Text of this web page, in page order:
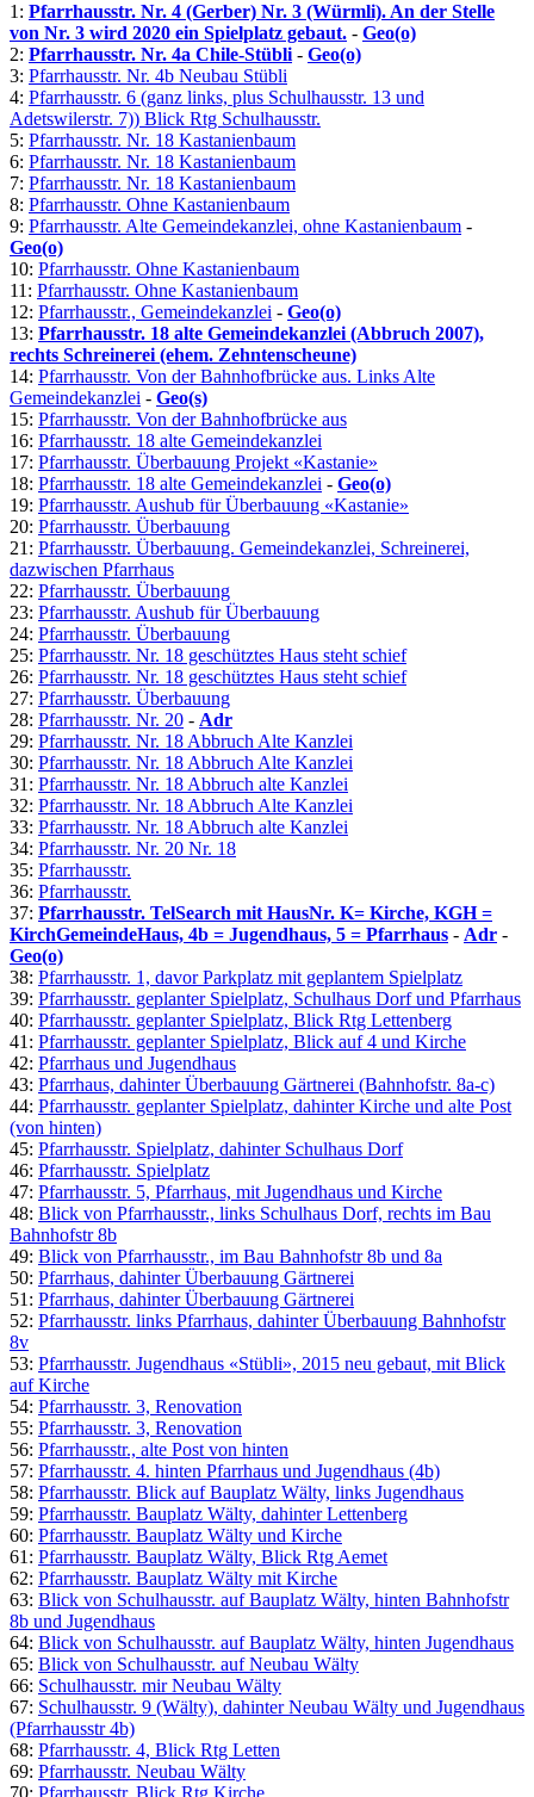
1: Pfarrhausstr. Nr. 4 (Gerber) Nr. 3 (Würmli). An der Stelle
von Nr. 3 wird 2020 ein Spielplatz gebaut. - Geo(o)
2: Pfarrhausstr. Nr. 4a Chile-Stübli - Geo(o)
3: Pfarrhausstr. Nr. 4b Neubau Stübli
4: Pfarrhausstr. 6 (ganz links, plus Schulhausstr. 13 und
Adetswilerstr. 7)) Blick Rtg Schulhausstr.
5: Pfarrhausstr. Nr. 18 Kastanienbaum
6: Pfarrhausstr. Nr. 18 Kastanienbaum
7: Pfarrhausstr. Nr. 18 Kastanienbaum
8: Pfarrhausstr. Ohne Kastanienbaum
9: Pfarrhausstr. Alte Gemeindekanzlei, ohne Kastanienbaum -
Geo(o)
10: Pfarrhausstr. Ohne Kastanienbaum
11: Pfarrhausstr. Ohne Kastanienbaum
12: Pfarrhausstr., Gemeindekanzlei - Geo(o)
13: Pfarrhausstr. 18 alte Gemeindekanzlei (Abbruch 2007),
rechts Schreinerei (ehem. Zehntenscheune)
14: Pfarrhausstr. Von der Bahnhofbrücke aus. Links Alte
Gemeindekanzlei - Geo(s)
15: Pfarrhausstr. Von der Bahnhofbrücke aus
16: Pfarrhausstr. 18 alte Gemeindekanzlei
17: Pfarrhausstr. Überbauung Projekt «Kastanie»
18: Pfarrhausstr. 18 alte Gemeindekanzlei - Geo(o)
19: Pfarrhausstr. Aushub für Überbauung «Kastanie»
20: Pfarrhausstr. Überbauung
21: Pfarrhausstr. Überbauung. Gemeindekanzlei, Schreinerei,
dazwischen Pfarrhaus
22: Pfarrhausstr. Überbauung
23: Pfarrhausstr. Aushub für Überbauung
24: Pfarrhausstr. Überbauung
25: Pfarrhausstr. Nr. 18 geschütztes Haus steht schief
26: Pfarrhausstr. Nr. 18 geschütztes Haus steht schief
27: Pfarrhausstr. Überbauung
28: Pfarrhausstr. Nr. 20 - Adr
29: Pfarrhausstr. Nr. 18 Abbruch Alte Kanzlei
30: Pfarrhausstr. Nr. 18 Abbruch Alte Kanzlei
31: Pfarrhausstr. Nr. 18 Abbruch alte Kanzlei
32: Pfarrhausstr. Nr. 18 Abbruch Alte Kanzlei
33: Pfarrhausstr. Nr. 18 Abbruch alte Kanzlei
34: Pfarrhausstr. Nr. 20 Nr. 18
35: Pfarrhausstr.
36: Pfarrhausstr.
37: Pfarrhausstr. TelSearch mit HausNr. K= Kirche, KGH =
KirchGemeindeHaus, 4b = Jugendhaus, 5 = Pfarrhaus - Adr -
Geo(o)
38: Pfarrhausstr. 1, davor Parkplatz mit geplantem Spielplatz
39: Pfarrhausstr. geplanter Spielplatz, Schulhaus Dorf und Pfarrhaus
40: Pfarrhausstr. geplanter Spielplatz, Blick Rtg Lettenberg
41: Pfarrhausstr. geplanter Spielplatz, Blick auf 4 und Kirche
42: Pfarrhaus und Jugendhaus
43: Pfarrhaus, dahinter Überbauung Gärtnerei (Bahnhofstr. 8a-c)
44: Pfarrhausstr. geplanter Spielplatz, dahinter Kirche und alte Post
(von hinten)
45: Pfarrhausstr. Spielplatz, dahinter Schulhaus Dorf
46: Pfarrhausstr. Spielplatz
47: Pfarrhausstr. 5, Pfarrhaus, mit Jugendhaus und Kirche
48: Blick von Pfarrhausstr., links Schulhaus Dorf, rechts im Bau
Bahnhofstr 8b
49: Blick von Pfarrhausstr., im Bau Bahnhofstr 8b und 8a
50: Pfarrhaus, dahinter Überbauung Gärtnerei
51: Pfarrhaus, dahinter Überbauung Gärtnerei
52: Pfarrhausstr. links Pfarrhaus, dahinter Überbauung Bahnhofstr
8v
53: Pfarrhausstr. Jugendhaus «Stübli», 2015 neu gebaut, mit Blick
auf Kirche
54: Pfarrhausstr. 3, Renovation
55: Pfarrhausstr. 3, Renovation
56: Pfarrhausstr., alte Post von hinten
57: Pfarrhausstr. 4. hinten Pfarrhaus und Jugendhaus (4b)
58: Pfarrhausstr. Blick auf Bauplatz Wälty, links Jugendhaus
59: Pfarrhausstr. Bauplatz Wälty, dahinter Lettenberg
60: Pfarrhausstr. Bauplatz Wälty und Kirche
61: Pfarrhausstr. Bauplatz Wälty, Blick Rtg Aemet
62: Pfarrhausstr. Bauplatz Wälty mit Kirche
63: Blick von Schulhausstr. auf Bauplatz Wälty, hinten Bahnhofstr
8b und Jugendhaus
64: Blick von Schulhausstr. auf Bauplatz Wälty, hinten Jugendhaus
65: Blick von Schulhausstr. auf Neubau Wälty
66: Schulhausstr. mir Neubau Wälty
67: Schulhausstr. 9 (Wälty), dahinter Neubau Wälty und Jugendhaus
(Pfarrhausstr 4b)
68: Pfarrhausstr. 4, Blick Rtg Letten
69: Pfarrhausstr. Neubau Wälty